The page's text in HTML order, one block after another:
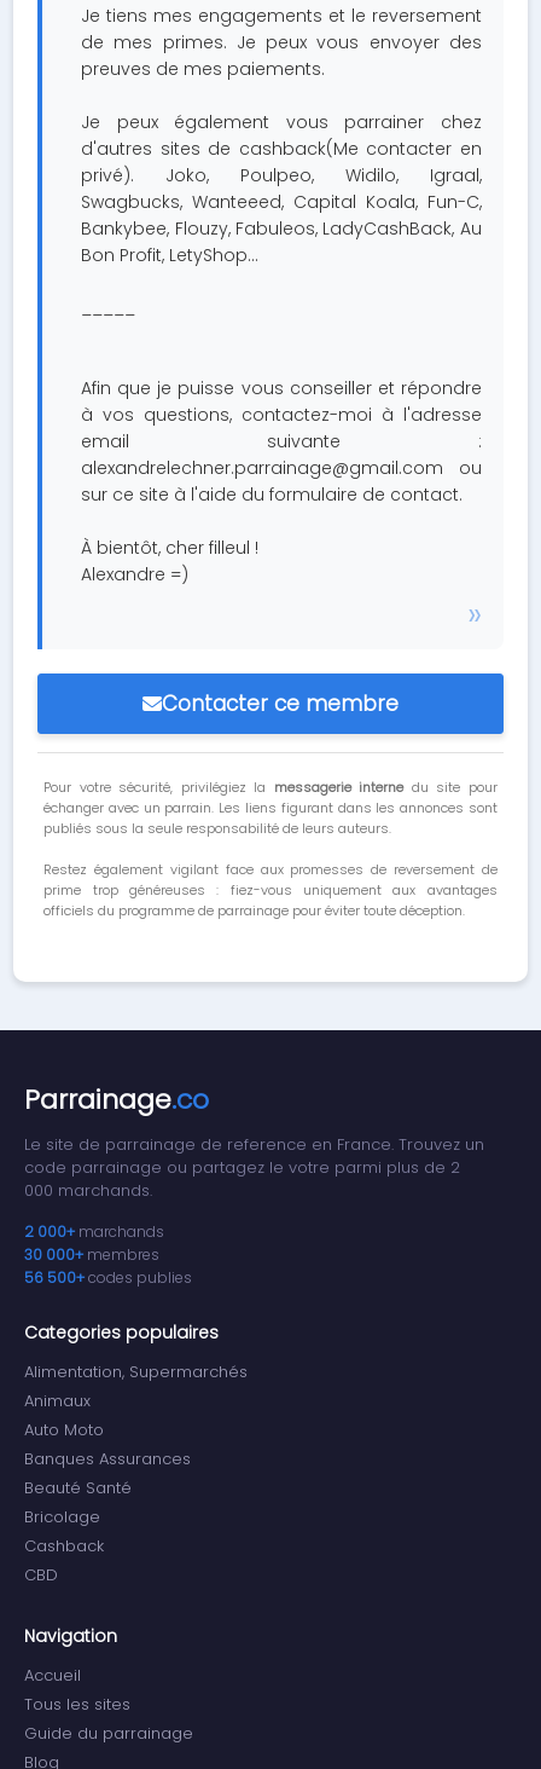
Je tiens mes engagements et le reversement
de mes primes. Je peux vous envoyer des
preuves de mes paiements.
Je peux également vous parrainer chez
d'autres sites de cashback(Me contacter en
privé). Joko, Poulpeo, Widilo, Igraal,
Swagbucks, Wanteeed, Capital Koala, Fun-C,
Bankybee, Flouzy, Fabuleos, LadyCashBack, Au
Bon Profit, LetyShop...
_____
Afin que je puisse vous conseiller et répondre
à vos questions, contactez-moi à l'adresse
email suivante :
alexandrelechner.parrainage@gmail.com ou
sur ce site à l'aide du formulaire de contact.
À bientôt, cher filleul !
Alexandre =)
Contacter ce membre
Pour votre sécurité, privilégiez la messagerie internedu site pour
échanger avec un parrain. Les liens figurant dans les annonces sont
publiés sous la seule responsabilité de leurs auteurs.
Restez également vigilant face aux promesses de reversement de
prime trop généreuses : fiez-vous uniquement aux avantages
officiels du programme de parrainage pour éviter toute déception.
Parrainage.co
Le site de parrainage de reference en France. Trouvez un
code parrainage ou partagez le votre parmi plus de 2
000 marchands.
2 000+ marchands
30 000+ membres
56 500+codes publies
Categories populaires
Alimentation, Supermarchés
Animaux
Auto Moto
Banques Assurances
Beauté Santé
Bricolage
Cashback
CBD
Navigation
Accueil
Tous les sites
Guide du parrainage
Blog